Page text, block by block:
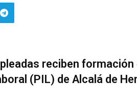
reciben formación
(PIL) de Alcalá de